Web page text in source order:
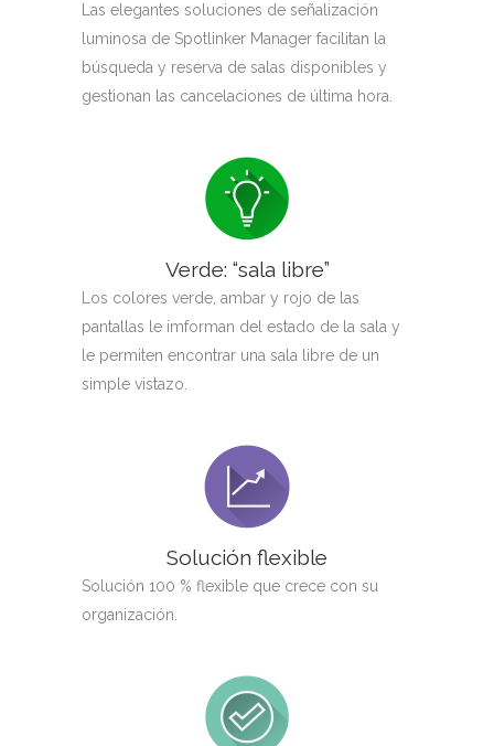
Las elegantes soluciones de señalización
luminosa de Spotlinker Manager facilitan la
búsqueda y reserva de salas disponibles y
gestionan las cancelaciones de última hora.
Verde: “sala libre”
Los colores verde, ambar y rojo de las
pantallas le imforman del estado de la sala y
le permiten encontrar una sala libre de un
simple vistazo.
Solución flexible
Solución 100 % flexible que crece con su
organización.